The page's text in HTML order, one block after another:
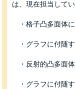
は、現在担当して
・格子凸多面体
・グラフに付随
・反射的凸多面
・グラフに付随